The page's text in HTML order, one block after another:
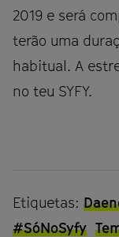
2019 e será
terão uma
habitual. A
no teu SYFY.
Etiquetas:
#SóNoSyfy